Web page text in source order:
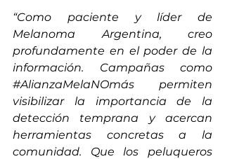
“Como paciente y líder de
Melanoma Argentina, creo
profundamente en el poder de la
#AlianzaMelaNOmás permiten
visibilizar la importancia de la
detección temprana y acercan
herramientas concretas a la
comunidad. Que los peluqueros